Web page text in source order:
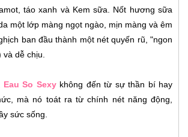
táo xanh và Kem sữa. Nốt hương sữa
một lớp màng ngọt ngào, mịn màng và êm
ban đầu thành một nét quyến rũ, "ngon
dễ chịu.
Eau So Sexykhông đến từ sự thần bí hay
mà nó toát ra từ chính nét năng động,
sức sống.